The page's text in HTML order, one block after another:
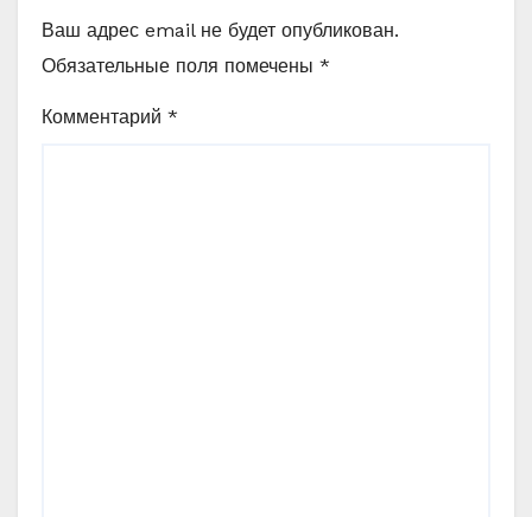
Ваш адрес email не будет опубликован.
Обязательные поля помечены *
Комментарий *